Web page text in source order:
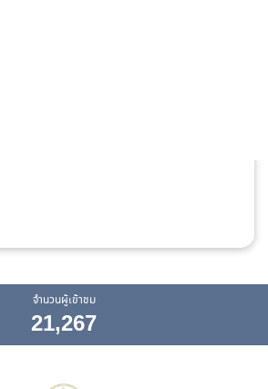
จำนวนผู้เข้าชม
21,267